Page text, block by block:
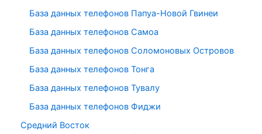
База данных телефонов Папуа-Новой Гвинеи
База данных телефонов Самоа
База данных телефонов Соломоновых Островов
База данных телефонов Тонга
База данных телефонов Тувалу
База данных телефонов Фиджи
Средний Восток